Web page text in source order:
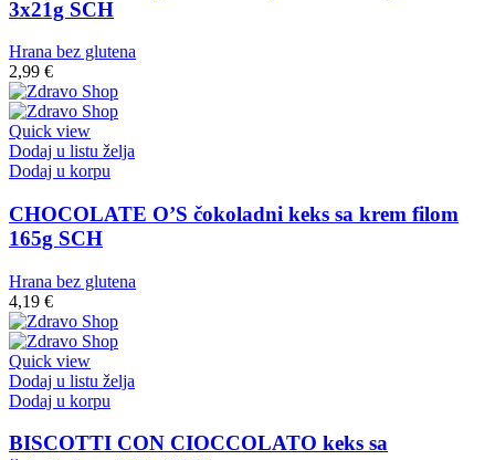
3x21g SCH
Hrana bez glutena
2,99 €
Quick view
Dodaj u listu želja
Dodaj u korpu
CHOCOLATE O’S čokoladni keks sa krem filom
165g SCH
Hrana bez glutena
4,19 €
Quick view
Dodaj u listu želja
Dodaj u korpu
BISCOTTI CON CIOCCOLATO keks sa